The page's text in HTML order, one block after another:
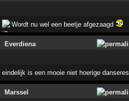
Wordt nu wel een beetje afgezaagd
Everdiena
eindelijk is een mooie niet hoerige danseres
Marssel